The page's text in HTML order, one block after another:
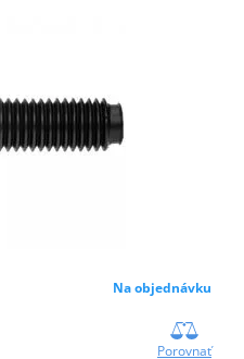
Na objednávku
Porovnať